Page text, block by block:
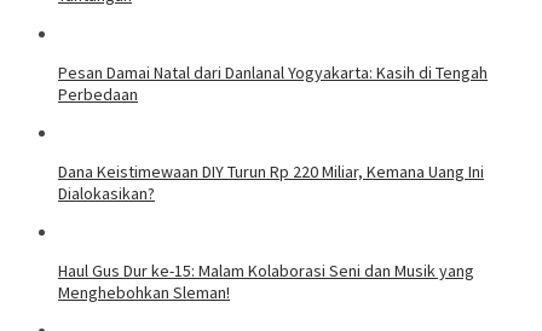
Pesan Damai Natal dari Danlanal Yogyakarta: Kasih di Tengah
Perbedaan
Dana Keistimewaan DIY Turun Rp 220 Miliar, Kemana Uang Ini
Dialokasikan?
Haul Gus Dur ke-15: Malam Kolaborasi Seni dan Musik yang
Menghebohkan Sleman!